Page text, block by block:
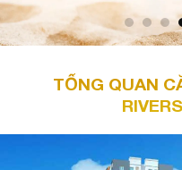
TỔNG QUAN